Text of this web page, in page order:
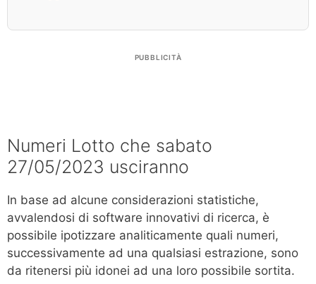
PUBBLICITÀ
Numeri Lotto che sabato
27/05/2023 usciranno
In base ad alcune considerazioni statistiche,
avvalendosi di software innovativi di ricerca, è
possibile ipotizzare analiticamente quali numeri,
successivamente ad una qualsiasi estrazione, sono
da ritenersi più idonei ad una loro possibile sortita.